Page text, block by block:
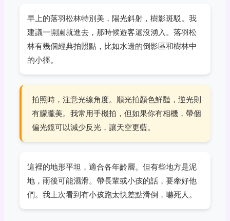
早上的落羽松林特別美，陽光斜射，樹影斑駁。我
建議一開園就進去，那時候遊客還沒湧入。落羽松
林有幾個經典拍照點，比如水邊的倒影區和樹林中
的小徑。
拍照時，注意光線角度。順光拍顏色鮮豔，逆光則
有朦朧美。我常用手機拍，但如果你有相機，帶個
偏光鏡可以減少反光，讓天空更藍。
這裡的地形平坦，適合各年齡層。但有些地方是泥
地，雨後可能濕滑。帶長輩或小孩的話，要牽好他
們。我上次看到有小孩跑太快差點滑倒，嚇死人。